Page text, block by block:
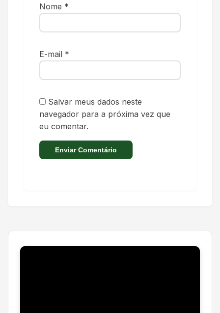
Nome *
E-mail *
Salvar meus dados neste
navegador para a próxima vez que
eu comentar.